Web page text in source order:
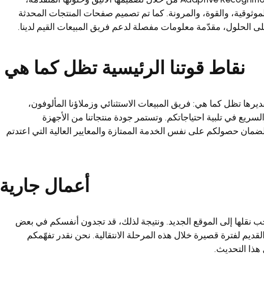
والقوة، والمرونة. كما تم تصميم صفحات المنتجات المحدثة
الحلول، مقدّمة معلومات مفصلة لدعم فريق المبيعات القيم لدينا.
نقاط قوتنا الرئيسية تظل كما هي
تظل كما هي: فريق المبيعات الاستثنائي وزملاؤنا المألوفون،
في تلبية احتياجاتكم. وتستمر جودة منتجاتنا من الأجهزة
حصولكم على نفس الخدمة الممتازة والمعايير العالية التي اعتدتم
أعمال جارية
نقلها إلى الموقع الجديد. ونتيجة لذلك، قد تجدون أنفسكم في بعض
لفترة قصيرة خلال هذه المرحلة الانتقالية. نحن نقدر تفهّمكم
التحديث.